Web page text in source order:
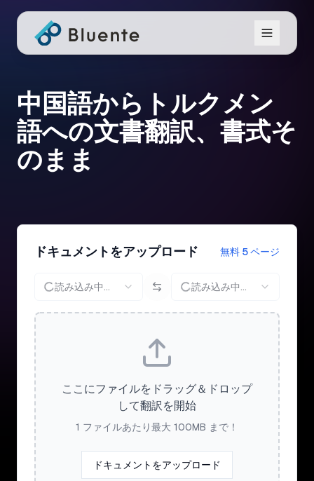
中国語からトルクメン
語への文書翻訳、書式そ
のまま
ドキュメントをアップロード 無料 5 ページ
読み込み中... 読み込み中...
ここにファイルをドラッグ＆ドロップ
して翻訳を開始
1 ファイルあたり最大 100MB まで！
ドキュメントをアップロード